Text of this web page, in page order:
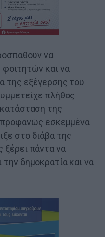
να
και να
της εξέγερσης του
πλήθος
της
προφανώς εσκεμμένα
στο διάβα της
ξέρει πάντα να
την δημοκρατία και να